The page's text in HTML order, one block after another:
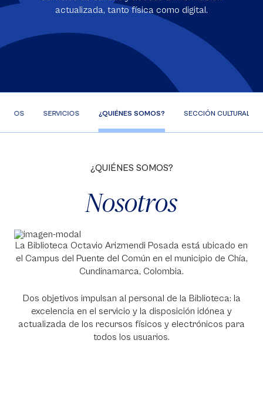
actualizada, tanto física como digital.
SERVICIOS ¿QUIÉNES SOMOS? SECCIÓN CULTURAL
¿QUIÉNES SOMOS?
Nosotros
La Biblioteca Octavio Arizmendi Posada está ubicado en
el Campus del Puente del Común en el municipio de Chía,
Cundinamarca, Colombia.
Dos objetivos impulsan al personal de la Biblioteca: la
excelencia en el servicio y la disposición idónea y
actualizada de los recursos físicos y electrónicos para
todos los usuarios.